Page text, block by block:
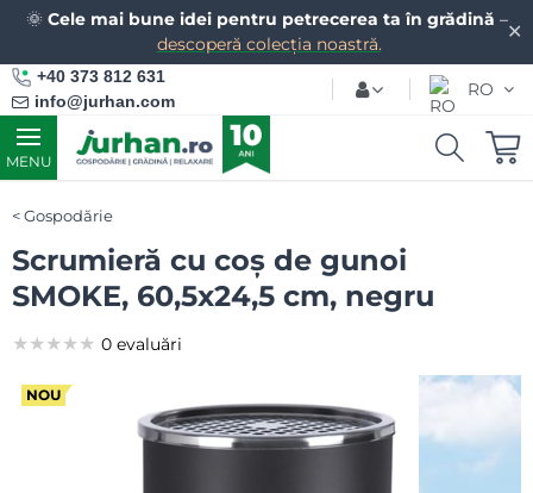
✕
🌞 Cele mai bune idei pentru petrecerea ta în grădină –
descoperă colecția noastră.
+40 373 812 631
info@jurhan.com
RO
MENU
Gospodărie
Scrumieră cu coș de gunoi
SMOKE, 60,5x24,5 cm, negru
NOU
★★★★★
★★★★★
★★★★★ 0 evaluări